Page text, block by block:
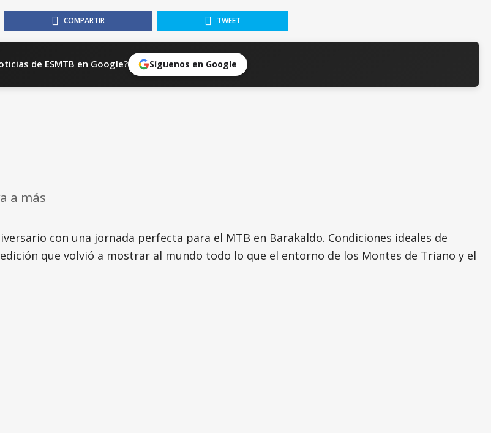
COMPARTIR TWEET
de ESMTB en Google? Síguenos en Google
a más
con una jornada perfecta para el MTB en Barakaldo. Condiciones ideales de
que volvió a mostrar al mundo todo lo que el entorno de los Montes de Triano y el